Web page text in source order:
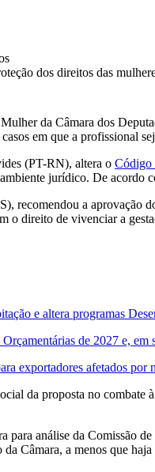
dos direitos das
da Câmara dos
em que a profissional
(PT-RN), altera o Código
jurídico. De acordo
recomendou a aprovação
o direito de vivenciar a
e altera programas
de 2027 e, em
exportadores afetados por
da proposta no
para análise da Comissão
Câmara, a menos que